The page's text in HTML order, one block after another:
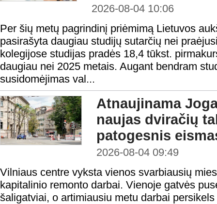
2026-08-04 10:06
Per šių metų pagrindinį priėmimą Lietuvos
pasirašyta daugiau studijų sutarčių nei
kolegijose studijas pradės 18,4 tūkst.
daugiau nei 2025 metais. Augant bendram
susidomėjimas val...
Atnaujinama
naujas dviračių
patogesnis
2026-08-04 09:49
Vilniaus centre vyksta vienos svarbiausių
kapitalinio remonto darbai. Vienoje gatvės
šaligatviai, o artimiausiu metu darbai